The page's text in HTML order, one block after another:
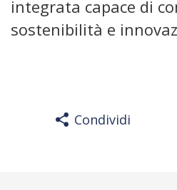
integrata capace di
sostenibilità e
Condividi